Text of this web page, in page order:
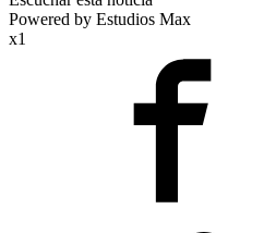
Powered by Estudios Max
x1